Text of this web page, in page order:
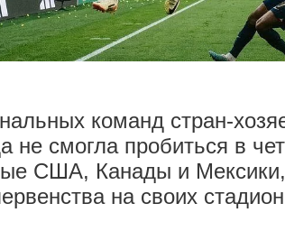
команд стран-
не смогла пробиться в
США, Канады и
на своих